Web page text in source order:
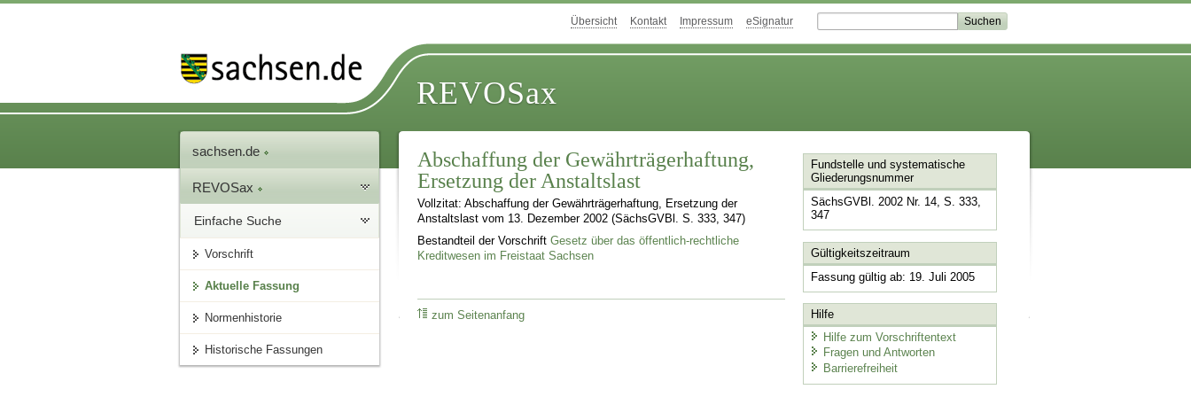
Übersicht Kontakt Impressum eSignatur
REVOSax
sachsen.de
REVOSax
Einfache Suche
Vorschrift
Aktuelle Fassung
Normenhistorie
Historische Fassungen
Abschaffung der Gewährträgerhaftung,
Ersetzung der Anstaltslast
Vollzitat: Abschaffung der Gewährträgerhaftung, Ersetzung der
Anstaltslast vom 13. Dezember 2002 (SächsGVBl. S. 333, 347)
Bestandteil der VorschriftGesetz über das öffentlich-rechtliche
Kreditwesen im Freistaat Sachsen
zum Seitenanfang
Fundstelle und systematische
Gliederungsnummer
SächsGVBl. 2002 Nr. 14, S. 333,
347
Gültigkeitszeitraum
Fassung gültig ab: 19. Juli 2005
Hilfe
Hilfe zum Vorschriftentext
Fragen und Antworten
Barrierefreiheit